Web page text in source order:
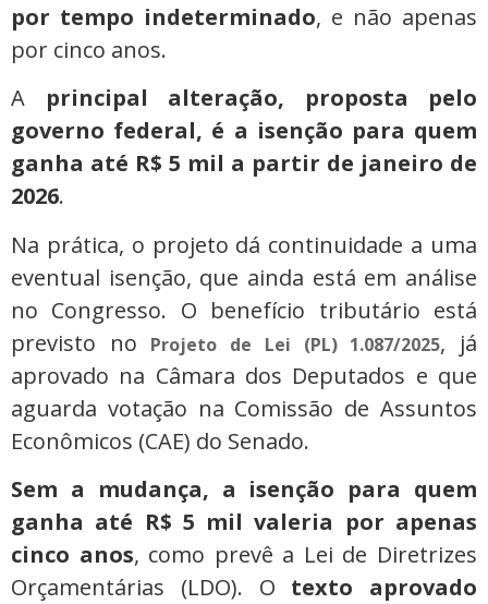
por tempo indeterminado, e não apenas
por cinco anos.
A principal alteração, proposta pelo
governo federal, é a isenção para quem
ganha até R$ 5 mil a partir de janeiro de
2026.
Na prática, o projeto dá continuidade a uma
eventual isenção, que ainda está em análise
no Congresso. O benefício tributário está
previsto no
Projeto de Lei (PL) 1.087/2025, já
aprovado na Câmara dos Deputados e que
aguarda votação na Comissão de Assuntos
Econômicos (CAE) do Senado.
Sem a mudança, a isenção para quem
ganha até R$ 5 mil valeria por apenas
cinco anos, como prevê a Lei de Diretrizes
Orçamentárias (LDO). O texto aprovado